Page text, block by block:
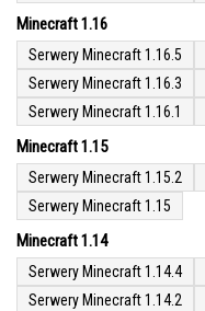
Minecraft 1.16
Serwery Minecraft 1.16.5
Serwery Minecraft 1.16.3
Serwery Minecraft 1.16.1
Minecraft 1.15
Serwery Minecraft 1.15.2
Serwery Minecraft 1.15
Minecraft 1.14
Serwery Minecraft 1.14.4
Serwery Minecraft 1.14.2